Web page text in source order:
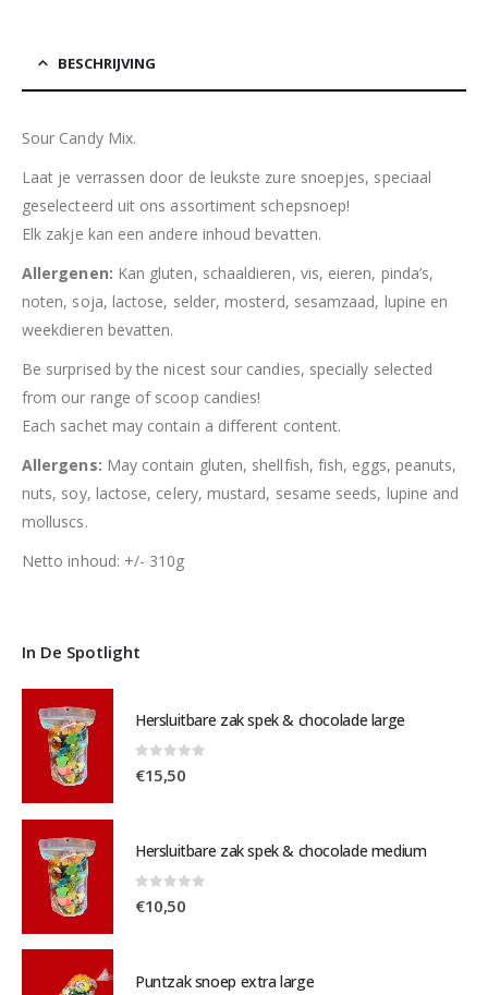
BESCHRIJVING
Sour Candy Mix.
Laat je verrassen door de leukste zure snoepjes, speciaal
geselecteerd uit ons assortiment schepsnoep!
Elk zakje kan een andere inhoud bevatten.
Allergenen: Kan gluten, schaaldieren, vis, eieren, pinda’s,
noten, soja, lactose, selder, mosterd, sesamzaad, lupine en
weekdieren bevatten.
Be surprised by the nicest sour candies, specially selected
from our range of scoop candies!
Each sachet may contain a different content.
Allergens: May contain gluten, shellfish, fish, eggs, peanuts,
nuts, soy, lactose, celery, mustard, sesame seeds, lupine and
molluscs.
Netto inhoud: +/- 310g
In De Spotlight
Hersluitbare zak spek & chocolade large
0out of 5
€15,50
Hersluitbare zak spek & chocolade medium
€10,50
Puntzak snoep extra large